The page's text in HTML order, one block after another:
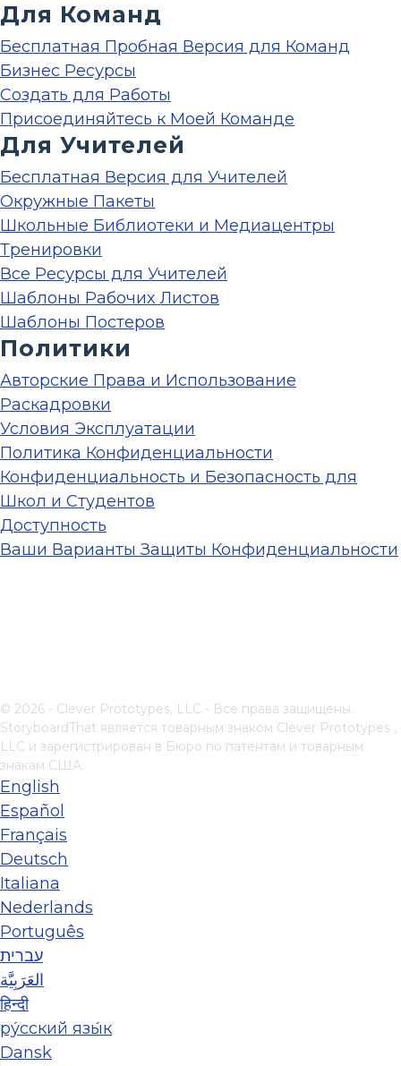
Для Команд
Бесплатная Пробная Версия для Команд
Бизнес Ресурсы
Создать для Работы
Присоединяйтесь к Моей Команде
Для Учителей
Бесплатная Версия для Учителей
Окружные Пакеты
Школьные Библиотеки и Медиацентры
Тренировки
Все Ресурсы для Учителей
Шаблоны Рабочих Листов
Шаблоны Постеров
Политики
Авторские Права и Использование
Раскадровки
Условия Эксплуатации
Политика Конфиденциальности
Конфиденциальность и Безопасность для
Школ и Студентов
Доступность
Ваши Варианты Защиты Конфиденциальности
© 2026 - Clever Prototypes, LLC - Все права защищены.
StoryboardThat является товарным знаком Clever Prototypes ,
LLC и зарегистрирован в Бюро по патентам и товарным
знакам США.
English
Español
Français
Deutsch
Italiana
Nederlands
Português
עברית
العَرَبِيَّة
हिन्दी
ру́сский язы́к
Dansk